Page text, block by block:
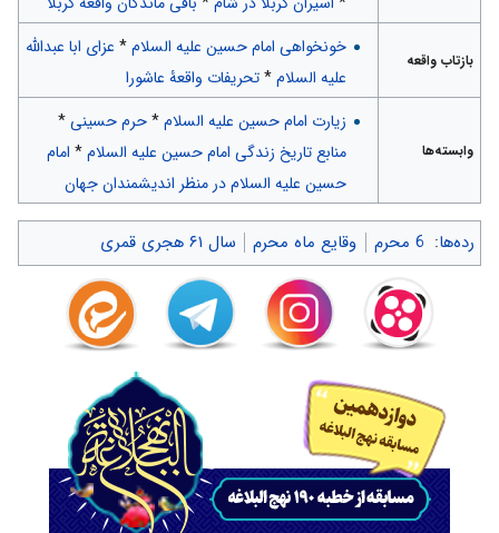
بازتاب واقعه
خونخواهی امام حسین علیه السلام* عزای ابا عبدالله
علیه السلام*تحریفات واقعۀ عاشورا
وابسته‌ها
زیارت امام حسین علیه السلام*حرم حسینی*
منابع تاریخ زندگی امام حسین علیه السلام* امام
حسین علیه السلام در منظر اندیشمندان جهان
رده‌ها: 6 محرم وقایع ماه محرم سال ۶۱ هجری قمری